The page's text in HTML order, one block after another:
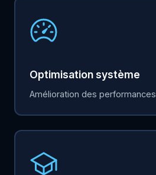
Optimisation système
Amélioration des performances